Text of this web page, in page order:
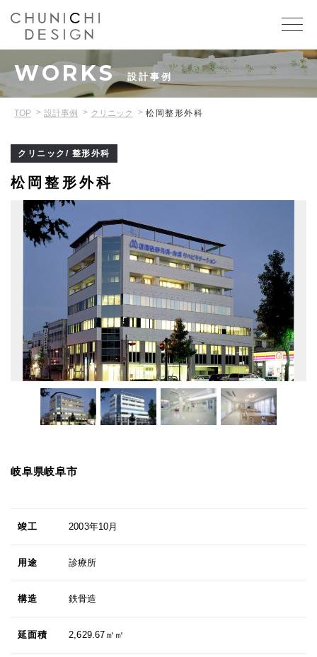
WORKS 設計事例
TOP 設計事例 クリニック 松岡整形外科
クリニック/ 整形外科
松岡整形外科
岐阜県岐阜市
竣工 2003年10月
用途 診療所
構造 鉄骨造
延面積 2,629.67㎡㎡